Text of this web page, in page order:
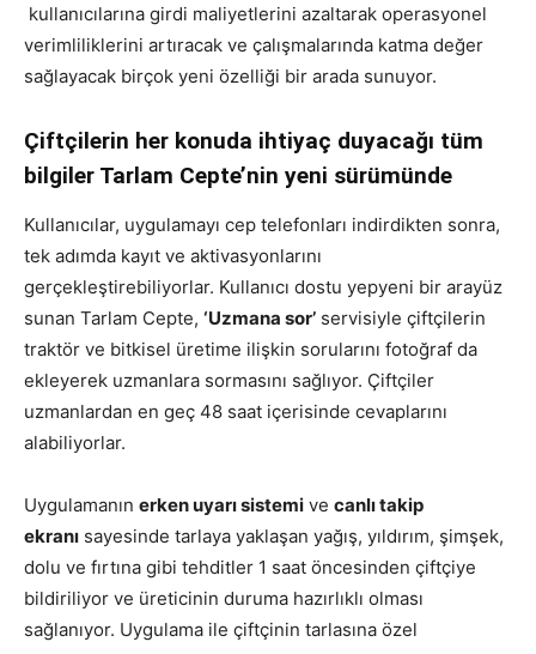
kullanıcılarına girdi maliyetlerini azaltarak operasyonel
verimliliklerini artıracak ve çalışmalarında katma değer
sağlayacak birçok yeni özelliği bir arada sunuyor.
Çiftçilerin her konuda ihtiyaç duyacağı tüm
bilgiler Tarlam Cepte’nin yeni sürümünde
Kullanıcılar, uygulamayı cep telefonları indirdikten sonra,
tek adımda kayıt ve aktivasyonlarını
gerçekleştirebiliyorlar. Kullanıcı dostu yepyeni bir arayüz
sunan Tarlam Cepte, ‘Uzmana sor’ servisiyle çiftçilerin
traktör ve bitkisel üretime ilişkin sorularını fotoğraf da
ekleyerek uzmanlara sormasını sağlıyor. Çiftçiler
uzmanlardan en geç 48 saat içerisinde cevaplarını
alabiliyorlar.
Uygulamanın erken uyarı sistemi ve canlı takip
ekranı sayesinde tarlaya yaklaşan yağış, yıldırım, şimşek,
dolu ve fırtına gibi tehditler 1 saat öncesinden çiftçiye
bildiriliyor ve üreticinin duruma hazırlıklı olması
sağlanıyor. Uygulama ile çiftçinin tarlasına özel